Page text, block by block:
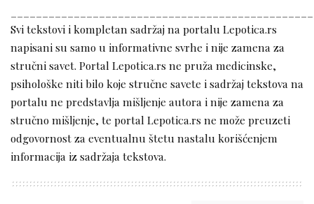
Svi tekstovi i kompletan sadržaj na portalu Lepotica.rs
napisani su samo u informativne svrhe i nije zamena za
stručni savet. Portal Lepotica.rs ne pruža medicinske,
psihološke niti bilo koje stručne savete i sadržaj tekstova na
portalu ne predstavlja mišljenje autora i nije zamena za
stručno mišljenje, te portal Lepotica.rs ne može preuzeti
odgovornost za eventualnu štetu nastalu korišćenjem
informacija iz sadržaja tekstova.